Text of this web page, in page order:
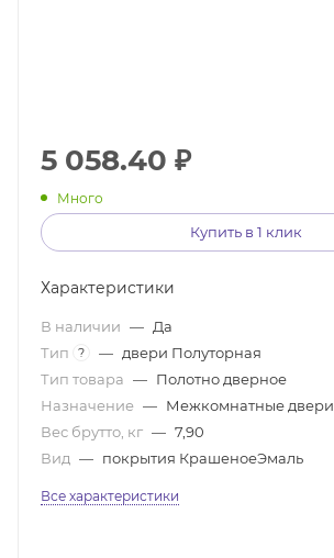
5 058.40 ₽
Много
Купить в 1 клик
Характеристики
В наличии — Да
Тип
? — двери Полуторная
Тип товара — Полотно дверное
Назначение — Межкомнатные двери
Вес брутто, кг — 7,90
Вид — покрытия КрашеноеЭмаль
Все характеристики